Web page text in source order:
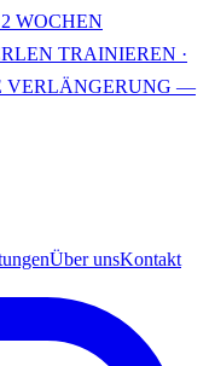
WOCHEN
TRAINIEREN ·
VERLÄNGERUNG —
Über unsKontakt